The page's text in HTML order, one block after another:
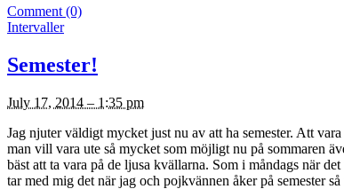
Comment (0)
Intervaller
Semester!
July 17, 2014 – 1:35 pm
Jag njuter väldigt mycket just nu av att ha semester. Att
man vill vara ute så mycket som möjligt nu på sommaren
bäst att ta vara på de ljusa kvällarna. Som i måndags när
tar med mig det när jag och pojkvännen åker på semester